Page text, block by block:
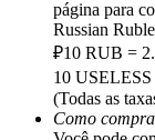
Deposit &
Deposit
página para
Russian
₽10 RUB =
10
(Todas as
Como